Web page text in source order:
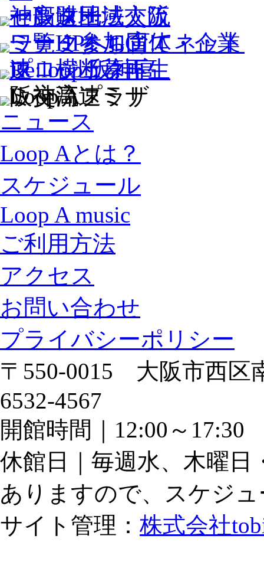
ニュース
Loop Aとは？
スケジュール
Loop A music
ご利用方法
アクセス
お問い合わせ
プライバシーポリシー
〒550-0015 大阪市西
6532-4567
開館時間｜12:00～
休館日｜毎週水、木曜日
ありますので、スケジ
サイト管理： 株式会社